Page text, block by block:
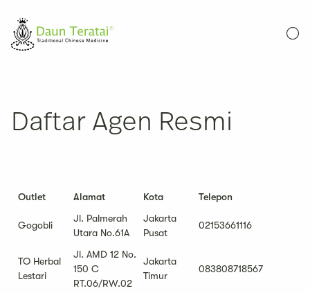
Daftar Agen Resmi
Outlet Alamat Kota Telepon
Gogobli
Jl. Palmerah
Utara No.61A
Jakarta
Pusat
02153661116
TO Herbal
Lestari
Jl. AMD 12 No.
150 C
RT.06/RW.02
Jakarta
Timur
083808718567